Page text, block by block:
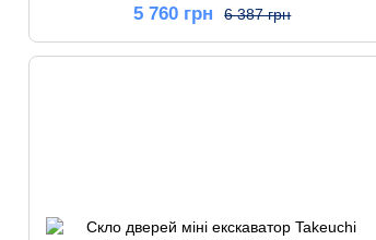
6 387 грн
5 760 грн